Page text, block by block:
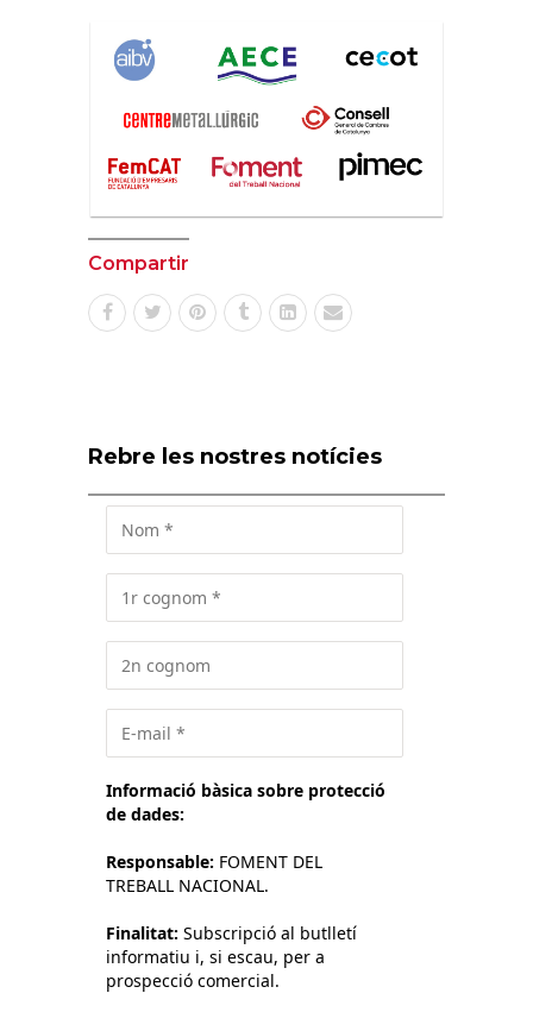
Compartir
Rebre les nostres notícies
Informació bàsica sobre protecció
de dades:
Responsable: FOMENT DEL
TREBALL NACIONAL.
Finalitat: Subscripció al butlletí
informatiu i, si escau, per a
prospecció comercial.